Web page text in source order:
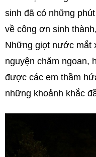
sinh đã có những
về công ơn sinh
Những giọt nước mắt
nguyện chăm ngoan,
được các em thầm
những khoảnh khắc